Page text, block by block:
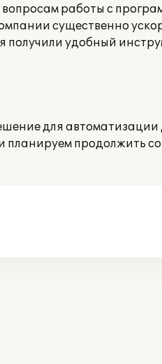
работы с
существенно
получили удобный
для автоматизации
продолжить